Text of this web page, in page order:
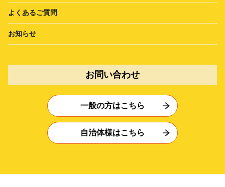
よくあるご質問
お知らせ
お問い合わせ
一般の方はこちら
自治体様はこちら